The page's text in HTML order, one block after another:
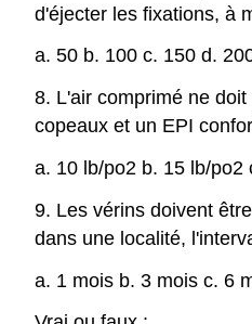
d'éjecter les fixations, à
a. 50 b. 100 c. 150 d.
8. L'air comprimé ne
copeaux et un EPI
a. 10 lb/po2 b. 15 lb/po2
9. Les vérins doivent
dans une localité,
a. 1 mois b. 3 mois c. 6